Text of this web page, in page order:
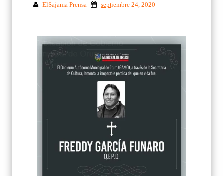
ElSajama Prensa septiembre 24, 2020